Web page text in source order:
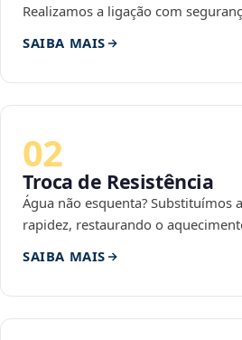
Realizamos a ligação com
SAIBA MAIS
02
Troca de Resistência
Água não esquenta? Substituímos
rapidez, restaurando o
SAIBA MAIS